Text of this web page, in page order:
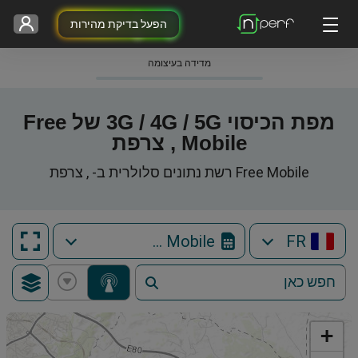
הפעל בדיקת מהירות
מדידה בעיצומה
מפת הכיסוי 3G / 4G / 5G של Free
Mobile , צרפת
Free Mobile רשת נתונים סלולרית ב- , צרפת
FR
Free Mobile
+